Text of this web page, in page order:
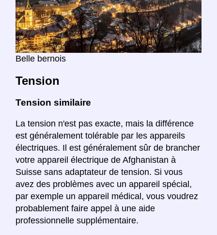
Belle bernois
Tension
Tension similaire
La tension n'est pas exacte, mais la différence
est généralement tolérable par les appareils
électriques. Il est généralement sûr de brancher
votre appareil électrique de Afghanistan à
Suisse sans adaptateur de tension. Si vous
avez des problèmes avec un appareil spécial,
par exemple un appareil médical, vous voudrez
probablement faire appel à une aide
professionnelle supplémentaire.